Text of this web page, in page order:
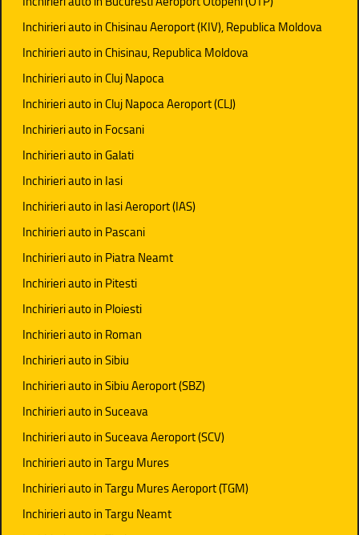
Inchirieri auto in Chisinau Aeroport (KIV), Republica Moldova
Inchirieri auto in Chisinau, Republica Moldova
Inchirieri auto in Cluj Napoca
Inchirieri auto in Cluj Napoca Aeroport (CLJ)
Inchirieri auto in Focsani
Inchirieri auto in Galati
Inchirieri auto in Iasi
Inchirieri auto in Iasi Aeroport (IAS)
Inchirieri auto in Pascani
Inchirieri auto in Piatra Neamt
Inchirieri auto in Pitesti
Inchirieri auto in Ploiesti
Inchirieri auto in Roman
Inchirieri auto in Sibiu
Inchirieri auto in Sibiu Aeroport (SBZ)
Inchirieri auto in Suceava
Inchirieri auto in Suceava Aeroport (SCV)
Inchirieri auto in Targu Mures
Inchirieri auto in Targu Mures Aeroport (TGM)
Inchirieri auto in Targu Neamt